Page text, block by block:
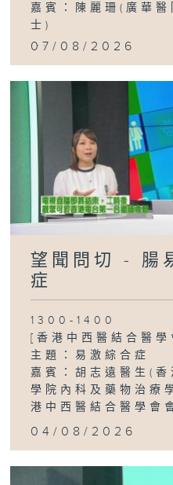
嘉賓：陳麗珊(廣華醫
士)
...
07/08/2026
望聞問切 - 腸
症
1300-1400
[香港中西醫結合醫
主題：易激綜合症
嘉賓：胡志遠醫生(香
學院內科及藥物治療
港中西醫結合醫學會
04/08/2026